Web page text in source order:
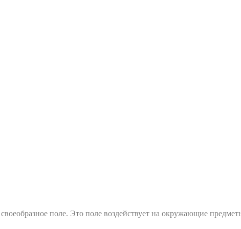
своеобразное поле. Это поле воздействует на окружающие